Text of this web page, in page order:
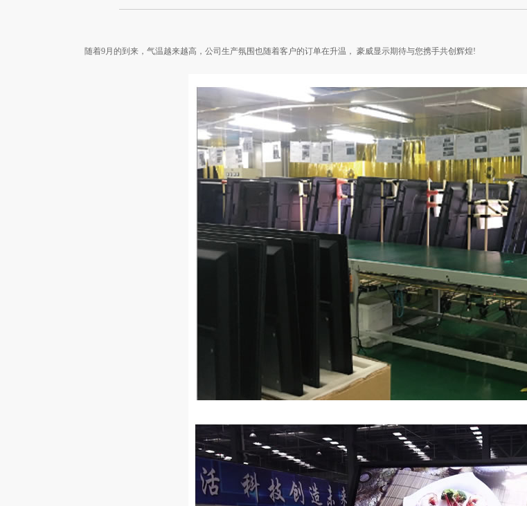
随着9月的到来，气温越来越高，公司生产氛围也随着客户的订单在升温， 豪威显示期待与您携手共创辉煌!